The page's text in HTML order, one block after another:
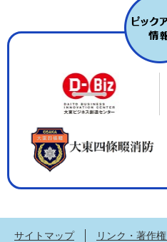
サイトマップ
リンク・著作